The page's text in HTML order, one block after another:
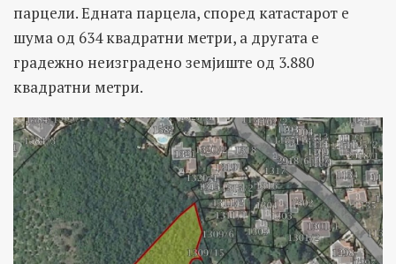
парцели. Едната парцела, според катастарот е
шума од 634 квадратни метри, а другата е
градежно неизградено земјиште од 3.880
квадратни метри.